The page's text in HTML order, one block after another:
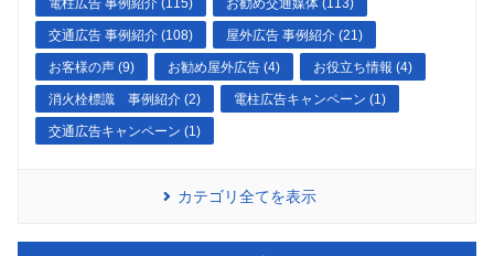
電柱広告 事例紹介 (115) お勧め交通媒体 (113)
交通広告 事例紹介 (108) 屋外広告 事例紹介 (21)
お客様の声 (9) お勧め屋外広告 (4) お役立ち情報 (4)
消火栓標識 事例紹介 (2) 電柱広告キャンペーン (1)
交通広告キャンペーン (1)
カテゴリ全てを表示